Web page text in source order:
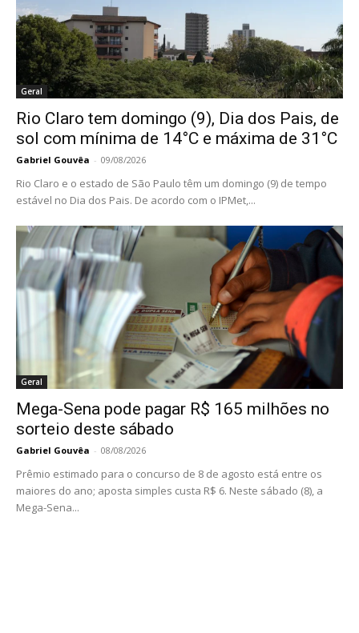
Geral
Rio Claro tem domingo (9), Dia dos Pais, de
sol com mínima de 14°C e máxima de 31°C
Gabriel Gouvêa - 09/08/2026
Rio Claro e o estado de São Paulo têm um domingo (9) de tempo
estável no Dia dos Pais. De acordo com o IPMet,...
Geral
Mega-Sena pode pagar R$ 165 milhões no
sorteio deste sábado
Gabriel Gouvêa - 08/08/2026
Prêmio estimado para o concurso de 8 de agosto está entre os
maiores do ano; aposta simples custa R$ 6. Neste sábado (8), a
Mega-Sena...